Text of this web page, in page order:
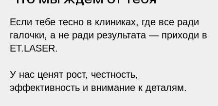
Если тебе тесно в клиниках, где все ради
галочки, а не ради результата — приходи в
ET.LASER.
У нас ценят рост, честность,
эффективность и внимание к деталям.